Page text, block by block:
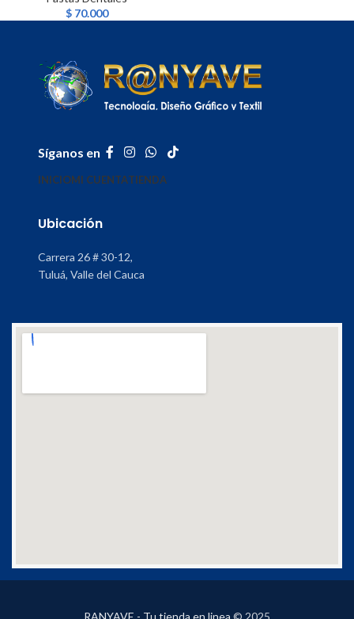
$70.000
Síganos en
INICIOMI CUENTATIENDA
Ubicación
Carrera 26 # 30-12,
Tuluá, Valle del Cauca
RANYAVE - Tu tienda en linea © 2025